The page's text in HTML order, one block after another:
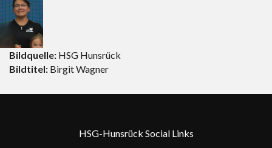
Bildquelle: HSG Hunsrück
Bildtitel: Birgit Wagner
HSG-Hunsrück Social Links